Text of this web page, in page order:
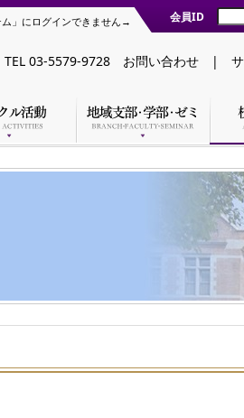
」にログインできません→ 会員ID
TEL 03-5579-9728 お問い合わせ |